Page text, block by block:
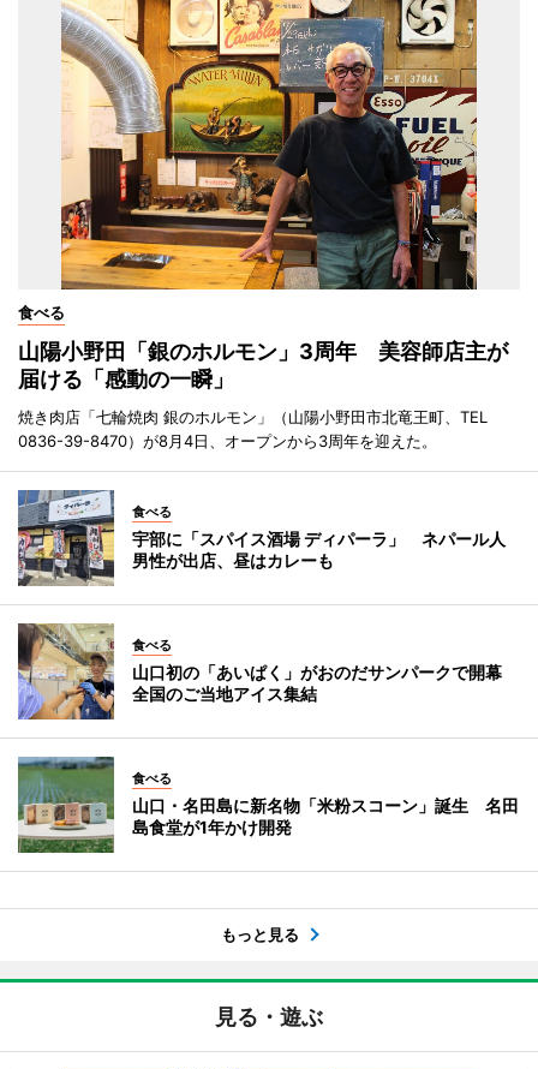
食べる
山陽小野田「銀のホルモン」3周年 美容師店主が
届ける「感動の一瞬」
焼き肉店「七輪焼肉 銀のホルモン」（山陽小野田市北竜王町、TEL
0836-39-8470）が8月4日、オープンから3周年を迎えた。
食べる
宇部に「スパイス酒場 ディパーラ」 ネパール人
男性が出店、昼はカレーも
食べる
山口初の「あいぱく」がおのだサンパークで開幕
全国のご当地アイス集結
食べる
山口・名田島に新名物「米粉スコーン」誕生 名田
島食堂が1年かけ開発
もっと見る
見る・遊ぶ